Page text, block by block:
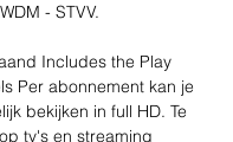
- STVV.
Includes the Play
Per abonnement kan je
bekijken in full HD. Te
tv's en streaming